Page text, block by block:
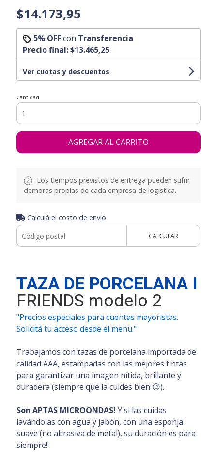
$14.173,95
5% OFFcon Transferencia
Precio final:$13.465,25
Ver cuotas y descuentos
Cantidad
AGREGAR AL CARRITO
Los tiempos previstos de entrega pueden sufrir
demoras propias de cada empresa de logistica.
Calculá el costo de envío
CALCULAR
TAZA DE PORCELANA I
FRIENDS modelo 2
"Precios especiales para cuentas mayoristas.
Solicitá tu acceso desde el menú."
Trabajamos con tazas de porcelana importada de
calidad AAA, estampadas con las mejores tintas
para garantizar una imagen nítida, brillante y
duradera (siempre que la cuides bien 😉).
Son APTAS MICROONDAS! Y si las cuidas
lavándolas con agua y jabón, con una esponja
suave (no abrasiva de metal), su duración es para
siempre!